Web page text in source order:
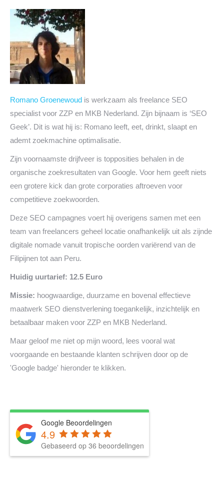
Romano Groenewoud is werkzaam als freelance SEO
specialist voor ZZP en MKB Nederland. Zijn bijnaam is ‘SEO
Geek’. Dit is wat hij is: Romano leeft, eet, drinkt, slaapt en
ademt zoekmachine optimalisatie.
Zijn voornaamste drijfveer is topposities behalen in de
organische zoekresultaten van Google. Voor hem geeft niets
een grotere kick dan grote corporaties aftroeven voor
competitieve zoekwoorden.
Deze SEO campagnes voert hij overigens samen met een
team van freelancers geheel locatie onafhankelijk uit als zijnde
digitale nomade vanuit tropische oorden variërend van de
Filipijnen tot aan Peru.
Huidig uurtarief: 12.5 Euro
Missie: hoogwaardige, duurzame en bovenal effectieve
maatwerk SEO dienstverlening toegankelijk, inzichtelijk en
betaalbaar maken voor ZZP en MKB Nederland.
Maar geloof me niet op mijn woord, lees vooral wat
voorgaande en bestaande klanten schrijven door op de
'Google badge' hieronder te klikken.
Google Beoordelingen
4.9
Gebaseerd op 36 beoordelingen